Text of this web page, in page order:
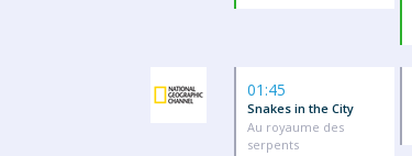
01:45
Snakes in the City
Au royaume des
serpents